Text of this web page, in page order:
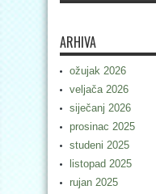
ARHIVA
ožujak 2026
veljača 2026
siječanj 2026
prosinac 2025
studeni 2025
listopad 2025
rujan 2025